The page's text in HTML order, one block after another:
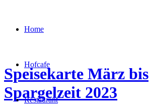
Home
Hofcafe
Restaurant
Speisekarte März bis
Spargelzeit 2023